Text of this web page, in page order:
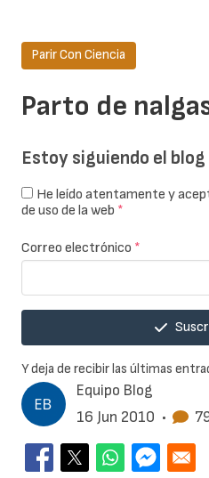
Equipo Blog
16 Jun 2010 •
Parto de
Parir Con Ciencia
Estoy siguiendo el blog
He leído atentamente y
de uso de la web *
Correo electrónico *
Y deja de recibir las últimas